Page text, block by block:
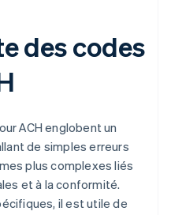
des codes
ACH englobent un
de simples erreurs
plus complexes liés
et à la conformité.
il est utile de